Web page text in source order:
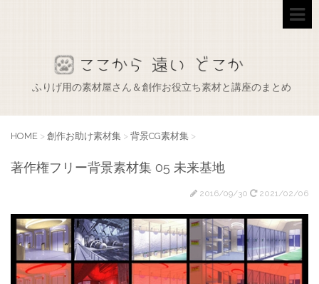
ふりげ用の素材屋さん＆創作お役立ち素材と講座のまとめ
HOME > 創作お助け素材集 > 背景CG素材集 >
著作権フリー背景素材集 05 未来基地
2016/09/30 2021/02/06